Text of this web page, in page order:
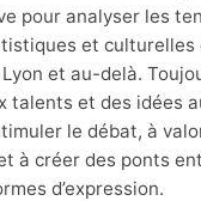
pour analyser les
et culturelles
et au-delà.
talents et des idées
le débat, à
à créer des ponts
d’expression.